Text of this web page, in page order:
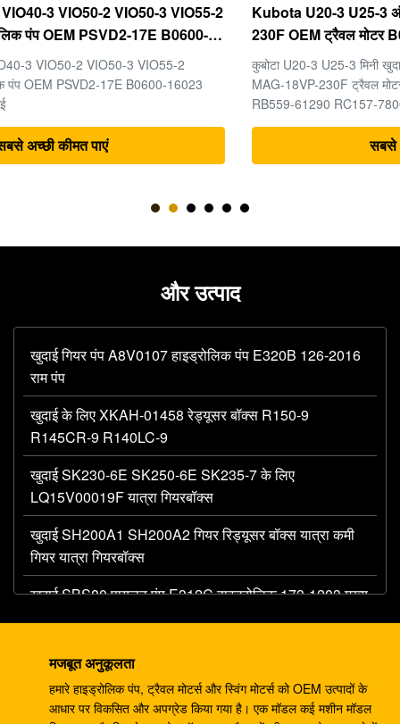
Kubota U20-3 U25-3 अंतिम ड्राइव KYB MAG-18VP-
230F OEM ट्रैवल मोटर B0240-18076 RB511-61290
RB559-61290 RC157-78000 मिनी खुदाई भागों के लिए
कुबोटा U20-3 U25-3 मिनी खुदाई मशीन के पुर्जों के लिए अंतिम ड्राइव KYB
MAG-18VP-230F ट्रैवल मोटर B0240-18076 RB511-61290
और उत्पाद
खुदाई गियर पंप A8V0107 हाइड्रोलिक पंप E320B 126-2016
राम पंप
खुदाई के लिए XKAH-01458 रेड्यूसर बॉक्स R150-9
R145CR-9 R140LC-9
खुदाई SK230-6E SK250-6E SK235-7 के लिए
LQ15V00019F यात्रा गियरबॉक्स
खुदाई SH200A1 SH200A2 गियर रिड्यूसर बॉक्स यात्रा कमी
गियर यात्रा गियरबॉक्स
खुदाई SBS80 पायलट पंप E312C हाइड्रोलिक 173-1203 मुख्य
खुदाई करने वाला AP12 हाइड्रोलिक गियर पंप E320 E325
087-4719 हाइड्रोलिक पंप
4278696 हाइड्रोलिक गियर पंप, ZX225 ZX180 ZX210W के
मजबूत अनुकूलता
हमारे हाइड्रोलिक पंप, ट्रैवल मोटर्स और स्विंग मोटर्स को OEM उत्पादों के
आधार पर विकसित और अपग्रेड किया गया है। एक मॉडल कई मशीन मॉडल